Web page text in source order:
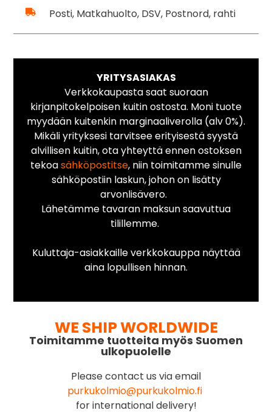
Posti, Matkahuolto, DSV, Postnord, rahti
YRITYSASIAKAS
Verkkokaupasta saat suoraan
kirjanpitokelpoisen kuitin ostosta. Moni tuote
myydään kuitenkin marginaaliverolla (alv 0%).
Mikäli yrityksesi tarvitsee erityisestä syystä
alvillisen kuitin, ota yhteyttä ennen ostoksen
tekoasähköpostitse, niin toimitamme sinulle
sähköpostiin laskun, johon on lisätty
arvonlisävero.
Lähetämme tavaran maksun saavuttua
tilillemme.
Kuluttaja-asiakkaille verkkokauppa näyttää
aina lopullisen hinnan.
WE SHIP WORLDWIDE
Toimitamme tuotteita myös Suomen
ulkopuolelle
Please contact us via email
purkukolmio@purkukolmio.fi
for international delivery!